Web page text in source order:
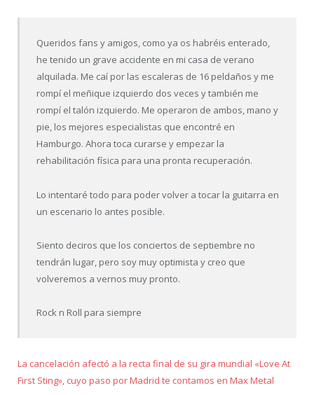
Queridos fans y amigos, como ya os habréis enterado,
he tenido un grave accidente en mi casa de verano
alquilada. Me caí por las escaleras de 16 peldaños y me
rompí el meñique izquierdo dos veces y también me
rompí el talón izquierdo. Me operaron de ambos, mano y
pie, los mejores especialistas que encontré en
Hamburgo. Ahora toca curarse y empezar la
rehabilitación física para una pronta recuperación.
Lo intentaré todo para poder volver a tocar la guitarra en
un escenario lo antes posible.
Siento deciros que los conciertos de septiembre no
tendrán lugar, pero soy muy optimista y creo que
volveremos a vernos muy pronto.
Rock n Roll para siempre
La cancelación afectó a la recta final de su gira mundial «Love At
First Sting», cuyo paso por Madrid te contamos en Max Metal